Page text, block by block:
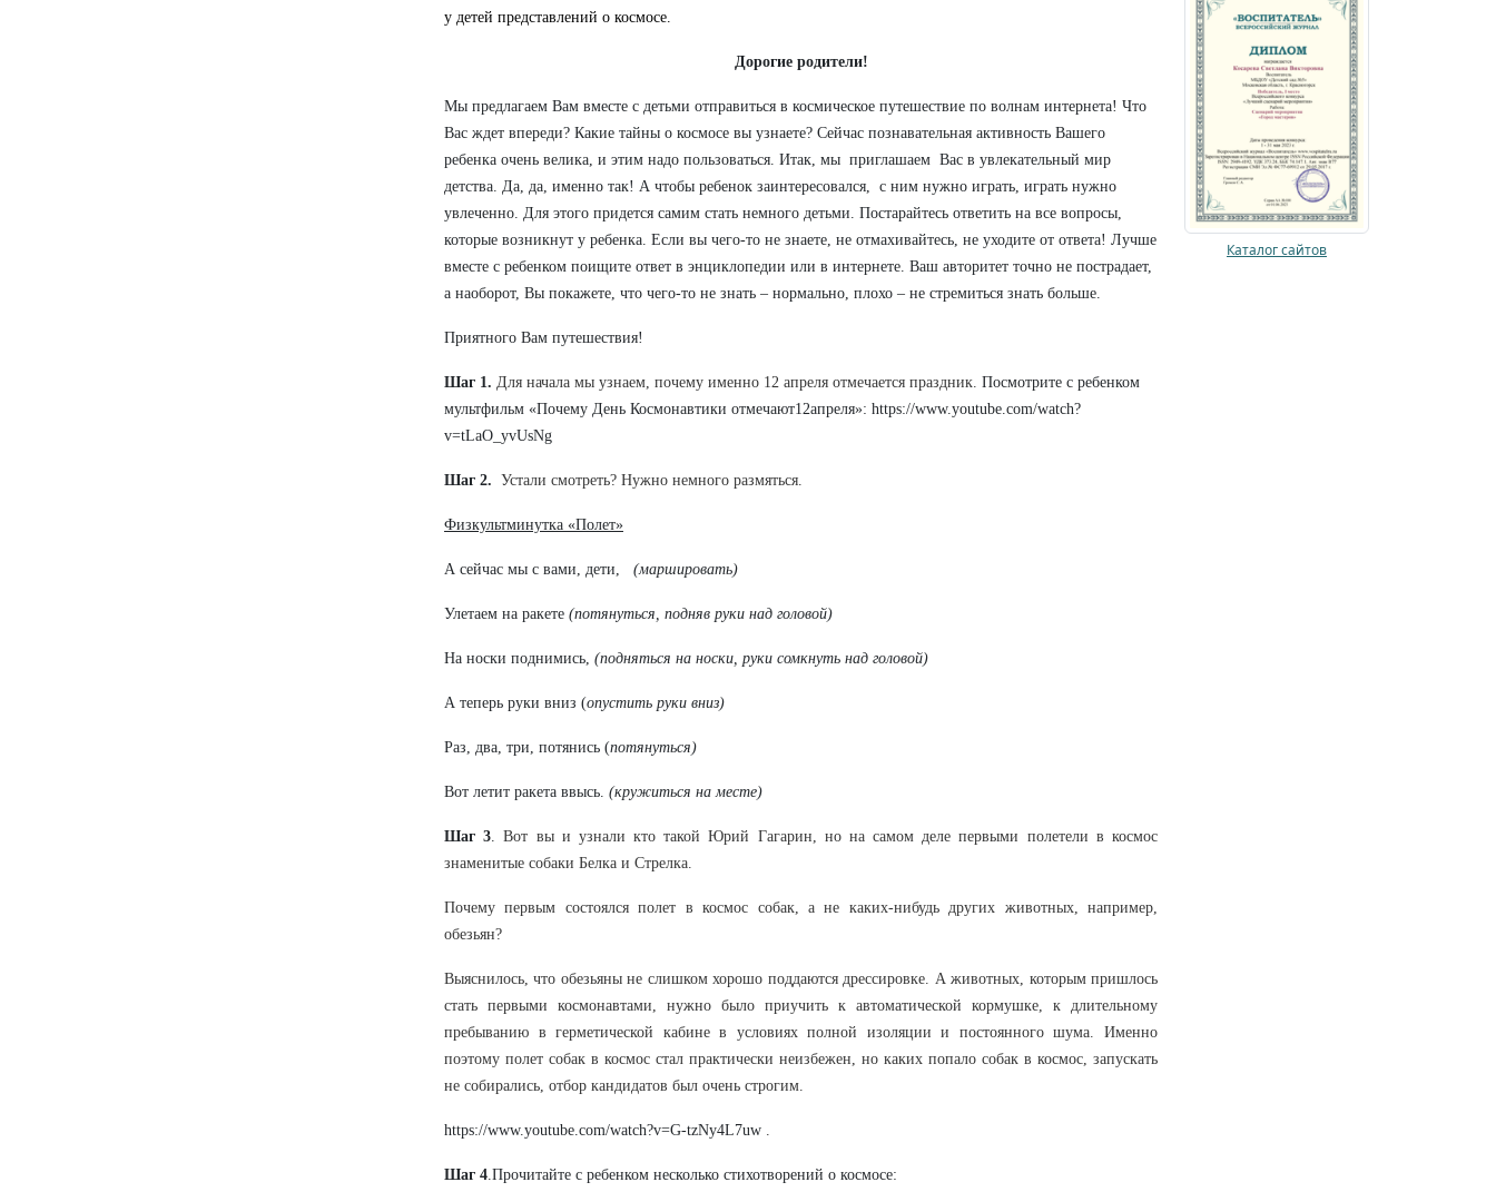
у детей представлений о космосе.
Дорогие родители!
Мы предлагаем Вам вместе с детьми отправиться в космическое путешествие по волнам интернета! Что
Вас ждет впереди? Какие тайны о космосе вы узнаете? Сейчас познавательная активность Вашего
ребенка очень велика, и этим надо пользоваться. Итак, мы приглашаем Вас в увлекательный мир
детства. Да, да, именно так! А чтобы ребенок заинтересовался, с ним нужно играть, играть нужно
увлеченно. Для этого придется самим стать немного детьми. Постарайтесь ответить на все вопросы,
которые возникнут у ребенка. Если вы чего-то не знаете, не отмахивайтесь, не уходите от ответа! Лучше
вместе с ребенком поищите ответ в энциклопедии или в интернете. Ваш авторитет точно не пострадает,
а наоборот, Вы покажете, что чего-то не знать – нормально, плохо – не стремиться знать больше.
Приятного Вам путешествия!
Шаг 1. Для начала мы узнаем, почему именно 12 апреля отмечается праздник. Посмотрите с ребенком
мультфильм «Почему День Космонавтики отмечают12апреля»: https://www.youtube.com/watch?
v=tLaO_yvUsNg
Шаг 2. Устали смотреть? Нужно немного размяться.
Физкультминутка «Полет»
А сейчас мы с вами, дети, (маршировать)
Улетаем на ракете (потянуться, подняв руки над головой)
На носки поднимись, (подняться на носки, руки сомкнуть над головой)
А теперь руки вниз (опустить руки вниз)
Раз, два, три, потянись (потянуться)
Вот летит ракета ввысь. (кружиться на месте)
Шаг 3.Вот вы и узнали кто такой Юрий Гагарин, но на самом деле первыми полетели в космос
знаменитые собаки Белка и Стрелка.
Почему первым состоялся полет в космос собак, а не каких-нибудь других животных, например,
обезьян?
Выяснилось, что обезьяны не слишком хорошо поддаются дрессировке. А животных, которым пришлось
стать первыми космонавтами, нужно было приучить к автоматической кормушке, к длительному
пребыванию в герметической кабине в условиях полной изоляции и постоянного шума. Именно
поэтому полет собак в космос стал практически неизбежен, но каких попало собак в космос, запускать
не собирались, отбор кандидатов был очень строгим.
https://www.youtube.com/watch?v=G-tzNy4L7uw .
Шаг 4.Прочитайте с ребенком несколько стихотворений о космосе:
Каталог сайтов